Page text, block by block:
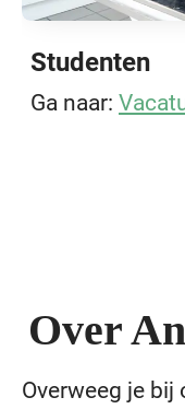
Studenten
Ga naar:
Over
Overweeg je bij